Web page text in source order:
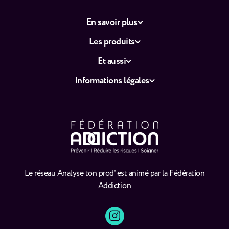
Le réseau Analyse ton prod' est animé par la Fédération
Addiction
En savoir plus
Les produits
Et aussi
Informations légales